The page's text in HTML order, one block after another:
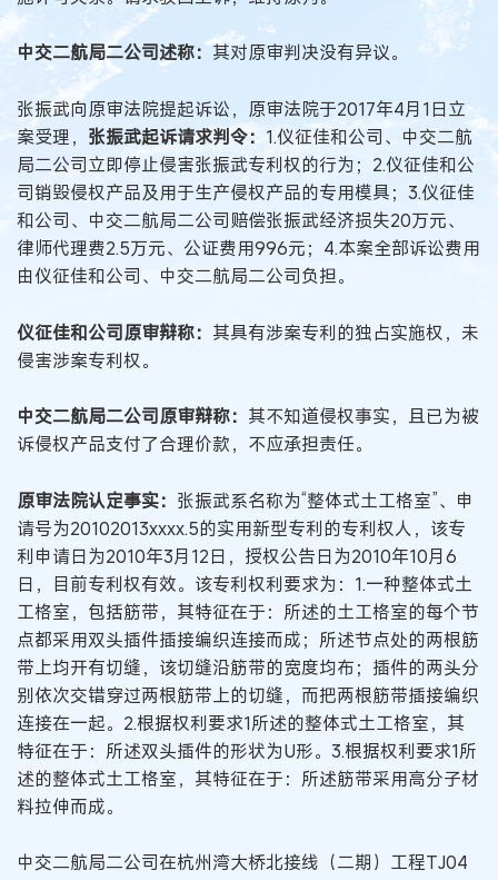
中交二航局二公司述称：其对原审判决没有异议。
张振武向原审法院提起诉讼，原审法院于2017年4月1日立
案受理， 张振武起诉请求判令： 1.仪征佳和公司、中交二航
局二公司立即停止侵害张振武专利权的行为；2.仪征佳和公
司销毁侵权产品及用于生产侵权产品的专用模具；3.仪征佳
和公司、中交二航局二公司赔偿张振武经济损失20万元、
律师代理费2.5万元、公证费用996元；4.本案全部诉讼费用
由仪征佳和公司、中交二航局二公司负担。
仪征佳和公司原审辩称： 其具有涉案专利的独占实施权，未
侵害涉案专利权。
中交二航局二公司原审辩称： 其不知道侵权事实，且已为被
诉侵权产品支付了合理价款，不应承担责任。
原审法院认定事实： 张振武系名称为“整体式土工格室”、申
请号为20102013xxxx.5的实用新型专利的专利权人，该专
利申请日为2010年3月12日，授权公告日为2010年10月6
日，目前专利权有效。该专利权利要求为：1.一种整体式土
工格室，包括筋带，其特征在于：所述的土工格室的每个节
点都采用双头插件插接编织连接而成；所述节点处的两根筋
带上均开有切缝，该切缝沿筋带的宽度均布；插件的两头分
别依次交错穿过两根筋带上的切缝，而把两根筋带插接编织
连接在一起。2.根据权利要求1所述的整体式土工格室，其
特征在于：所述双头插件的形状为U形。3.根据权利要求1所
述的整体式土工格室，其特征在于：所述筋带采用高分子材
料拉伸而成。
中交二航局二公司在杭州湾大桥北接线（二期）工程TJ04